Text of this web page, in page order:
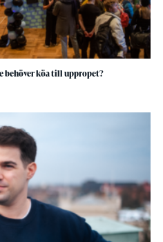
behöver köa till uppropet?